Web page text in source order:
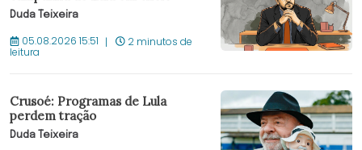
Duda Teixeira
05.08.2026 15:51 2 minutos de
leitura
Crusoé: Programas de Lula
perdem tração
Duda Teixeira